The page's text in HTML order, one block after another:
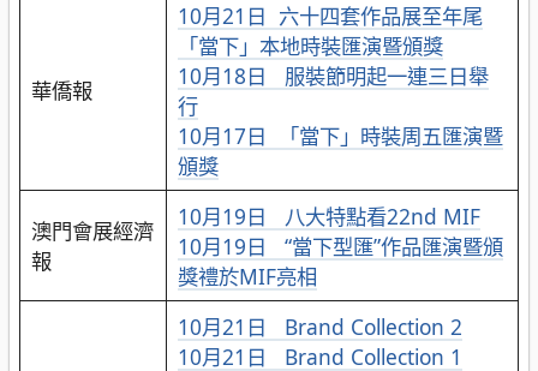
華僑報
10月21日 六十四套作品展至年尾
「當下」本地時裝匯演暨頒獎
10月18日 服裝節明起一連三日舉
行
10月17日 「當下」時裝周五匯演暨
頒獎
澳門會展經濟
報
10月19日 八大特點看22nd MIF
10月19日 “當下型匯”作品匯演暨頒
獎禮於MIF亮相
10月21日 Brand Collection 2
10月21日 Brand Collection 1